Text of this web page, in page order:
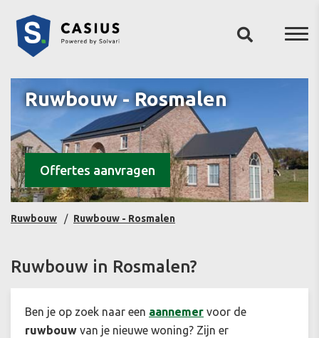
Ruwbouw - Rosmalen
Offertes aanvragen
Ruwbouw Ruwbouw - Rosmalen
Ruwbouw in Rosmalen?
Ben je op zoek naar een aannemer voor de
ruwbouw van je nieuwe woning? Zijn er